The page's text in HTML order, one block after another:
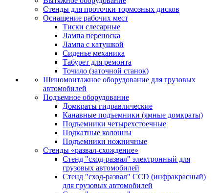
Стенды для проточки тормозных дисков
Оснащение рабочих мест
Тиски слесарные
Лампа переноска
Лампа с катушкой
Сиденье механика
Табурет для ремонта
Точило (заточной станок)
Шиномонтажное оборудование для грузовых
автомобилей
Подъемное оборудование
Домкраты гидравлические
Канавные подъемники (ямные домкраты)
Подъемники четырехстоечные
Подкатные колонны
Подъемники ножничные
Стенды «развал-схождение»
Стенд "сход-развал" электронный для
грузовых автомобилей
Стенд "сход-развал" CCD (инфракрасный)
для грузовых автомобилей